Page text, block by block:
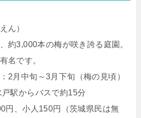
ん）
約3,000本の梅が咲き誇る庭園。
名です。
2月中旬～3月下旬（梅の見頃）
駅からバスで約15分
円、小人150円（茨城県民は無